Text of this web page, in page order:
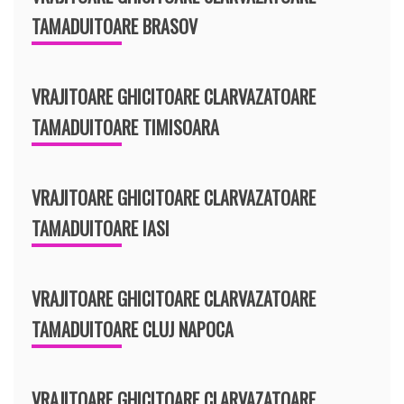
TAMADUITOARE BRASOV
VRAJITOARE GHICITOARE CLARVAZATOARE
TAMADUITOARE TIMISOARA
VRAJITOARE GHICITOARE CLARVAZATOARE
TAMADUITOARE IASI
VRAJITOARE GHICITOARE CLARVAZATOARE
TAMADUITOARE CLUJ NAPOCA